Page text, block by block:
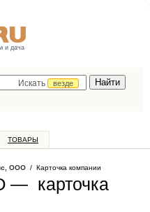
и дача
Искать
везде
ТОВАРЫ
ООО / Карточка компании
— карточка